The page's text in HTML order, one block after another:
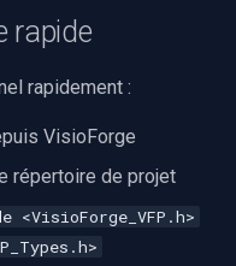
Utilisation du serveur MCP
Extraits de code
Envoi des journaux
Vision par ordinateur
Logiciels tiers
Détection de mouvement
Déploiement
MAUI
Encodeurs audio
Visualiseurs audio
Puits
Sorties
Analyseurs
Vivotek
Panasonic / i-PRO
Sony
Lorex
D-Link
Diffusion réseau (WMV)
Redimensionner/rogner
Capture d'écran
Sources vidéo/audio
Capture vidéo (AVI)
rapide
rapidement :
VisioForge
répertoire de projet
<VisioForge_VFP.h>